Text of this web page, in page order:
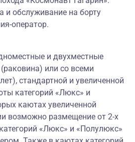
и обслуживание на борту
оператор.
и двухместные
или со всеми
стандартной и увеличенной
категорий «Люкс» и
каютах увеличенной
возможно размещение от 2-х
«Люкс» и «Полулюкс»